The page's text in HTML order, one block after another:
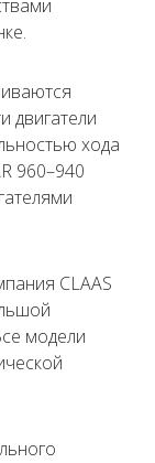
двигатели
хода
960–940
CLAAS
модели